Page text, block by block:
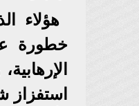
هؤلاء
خطورة